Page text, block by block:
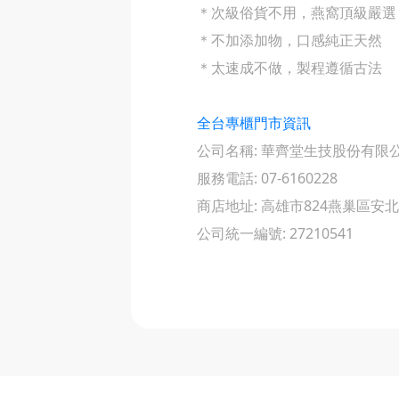
＊次級俗貨不用，燕窩頂級嚴選
＊不加添加物，口感純正天然
＊太速成不做，製程遵循古法
全台專櫃門市資訊
公司名稱: 華齊堂生技股份有限
服務電話: 07-6160228
商店地址: 高雄市824燕巢區安
公司統一編號: 27210541